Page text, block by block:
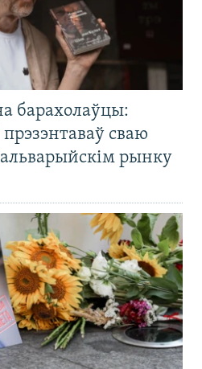
барахолаўцы:
сваю
рынку